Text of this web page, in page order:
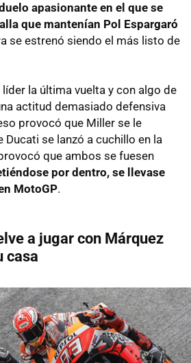
apasionante en el que se
que mantenían Pol Espargaró
se estrenó siendo el más listo de
la última vuelta y con algo de
actitud demasiado defensiva
provocó que Miller se le
Ducati se lanzó a cuchillo en la
que ambos se fuesen
por dentro, se llevase
MotoGP.
a jugar con Márquez
casa